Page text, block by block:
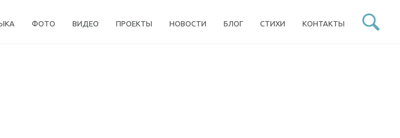
ФОТО ВИДЕО ПРОЕКТЫ НОВОСТИ БЛОГ СТИХИ КОНТАКТЫ